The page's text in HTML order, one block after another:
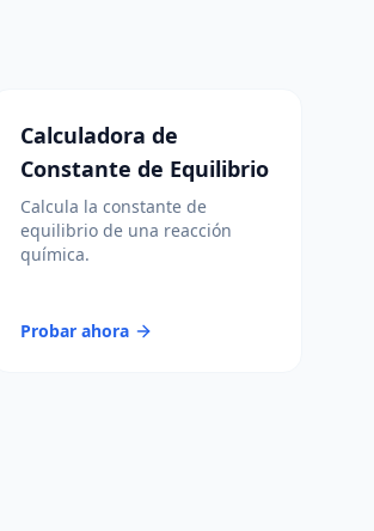
Calculadora de
Constante de Equilibrio
Calcula la constante de
equilibrio de una reacción
química.
Probar ahora